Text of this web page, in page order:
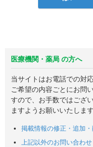
医療機関・薬局 の方へ
当サイトはお電話での対
ご希望の内容ごとにお問
すので、お手数ではござ
ますようお願いいたします
掲載情報の修正・追加
上記以外のお問い合わせ